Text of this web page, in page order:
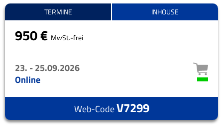
TERMINE INHOUSE
950 € MwSt.-frei
23. - 25.09.2026
Online
Web-CodeV7299